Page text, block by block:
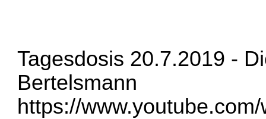
Tagesdosis 20.7.2019 -
Bertelsmann
https://